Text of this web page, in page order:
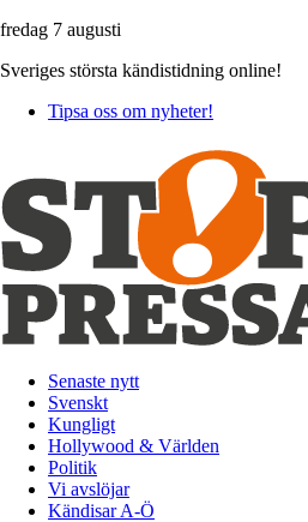
fredag 7 augusti
Sveriges största kändistidning online!
Tipsa oss om nyheter!
Senaste nytt
Svenskt
Kungligt
Hollywood & Världen
Politik
Vi avslöjar
Kändisar A-Ö